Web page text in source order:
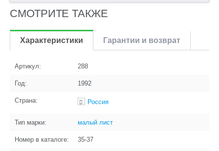
СМОТРИТЕ ТАКЖЕ
Характеристики Гарантии и возврат
Артикул: 288
Год: 1992
Страна: Россия
Тип марки: малый лист
Номер в каталоге: 35-37